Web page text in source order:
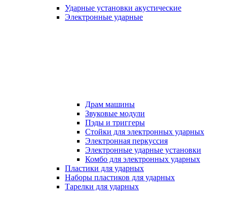
Ударные установки акустические
Электронные ударные
Драм машины
Звуковые модули
Пэды и триггеры
Стойки для электронных ударных
Электронная перкуссия
Электронные ударные установки
Комбо для электронных ударных
Пластики для ударных
Наборы пластиков для ударных
Тарелки для ударных